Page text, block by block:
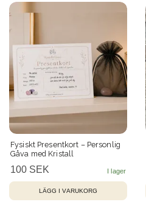
Fysiskt Presentkort – Personlig
Gåva med Kristall
100 SEK
LÄGG I VARUKORG